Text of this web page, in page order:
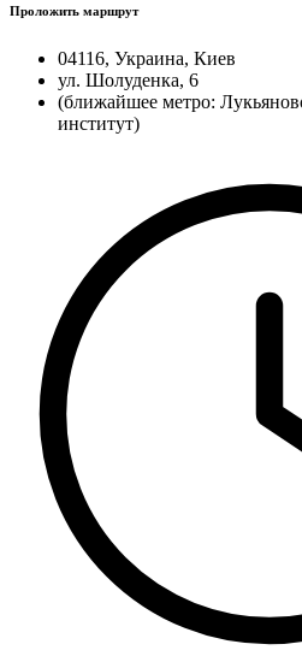
Проложить маршрут
04116, Украина, Киев
ул. Шолуденка, 6
(ближайшее метро:
институт)